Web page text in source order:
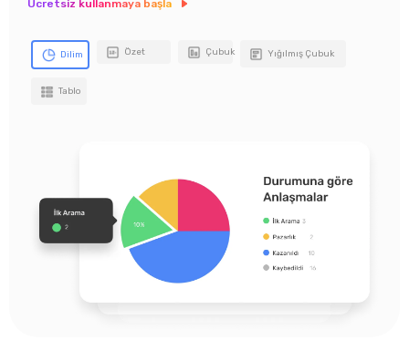
Dilim Özet Çubuk Yığılmış Çubuk
Tablo
Ücretsiz kullanmaya başla